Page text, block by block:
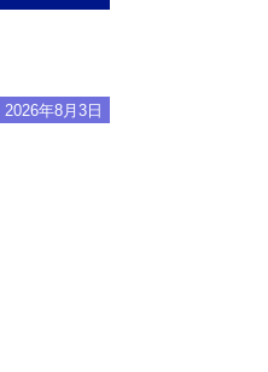
2026年8月3日